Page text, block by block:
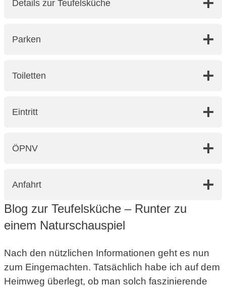
Details zur Teufelsküche
Parken
Toiletten
Eintritt
ÖPNV
Anfahrt
Blog zur Teufelsküche – Runter zu
einem Naturschauspiel
Nach den nützlichen Informationen geht es nun
zum Eingemachten. Tatsächlich habe ich auf dem
Heimweg überlegt, ob man solch faszinierende